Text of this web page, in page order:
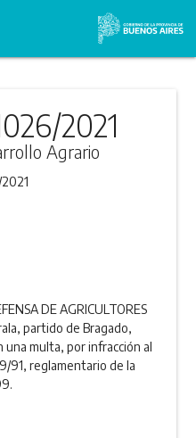
2021
Agrario
DE AGRICULTORES
partido de Bragado,
una multa, por infracción al
91, reglamentario de la